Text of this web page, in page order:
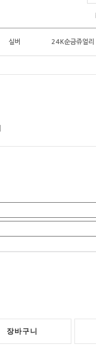
실버 24K순금쥬얼리
장바구니